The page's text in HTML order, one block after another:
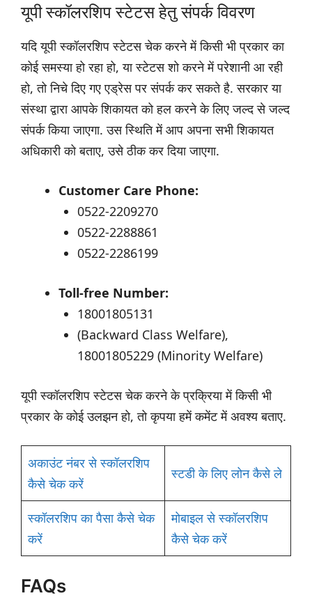
यूपी स्कॉलरशिप स्टेटस हेतु संपर्क विवरण
यदि यूपी स्कॉलरशिप स्टेटस चेक करने में किसी भी प्रकार का
कोई समस्या हो रहा हो, या स्टेटस शो करने में परेशानी आ रही
हो, तो निचे दिए गए एड्रेस पर संपर्क कर सकते है. सरकार या
संस्था द्वारा आपके शिकायत को हल करने के लिए जल्द से जल्द
संपर्क किया जाएगा. उस स्थिति में आप अपना सभी शिकायत
अधिकारी को बताए, उसे ठीक कर दिया जाएगा.
Customer Care Phone:
0522-2209270
0522-2288861
0522-2286199
Toll-free Number:
18001805131
(Backward Class Welfare),
18001805229 (Minority Welfare)
यूपी स्कॉलरशिप स्टेटस चेक करने के प्रक्रिया में किसी भी
प्रकार के कोई उलझन हो, तो कृपया हमें कमेंट में अवश्य बताए.
अकाउंट नंबर से स्कॉलरशिप
कैसे चेक करें
स्टडी के लिए लोन कैसे ले
स्कॉलरशिप का पैसा कैसे चेक
करें
मोबाइल से स्कॉलरशिप
कैसे चेक करें
FAQs